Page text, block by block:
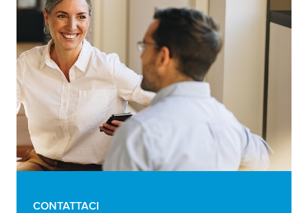
CONTATTACI